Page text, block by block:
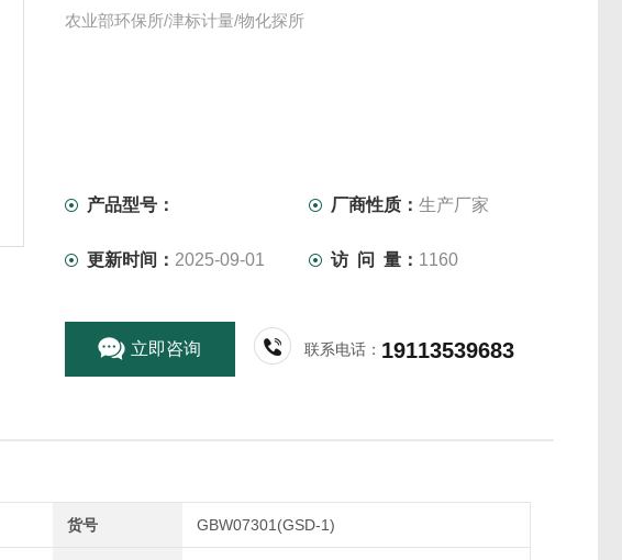
农业部环保所/津标计量/物化探所
产品型号： 厂商性质：生产厂家
更新时间： 2025-09-01 访 问 量： 1160
立即咨询 联系电话： 19113539683
货号 GBW07301(GSD-1)